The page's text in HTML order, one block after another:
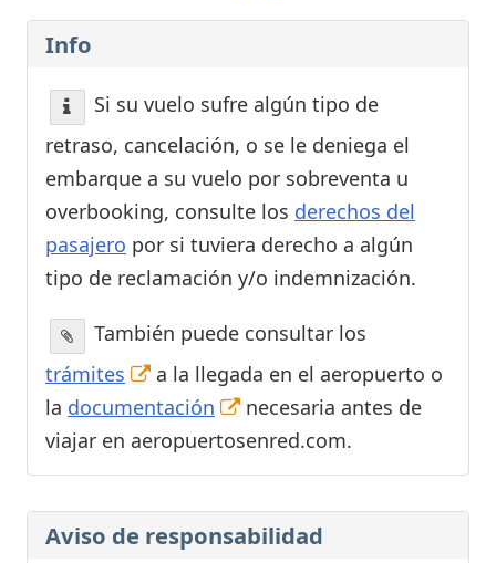
Info
Si su vuelo sufre algún tipo de
retraso, cancelación, o se le deniega el
embarque a su vuelo por sobreventa u
overbooking, consulte los derechos del
pasajero por si tuviera derecho a algún
tipo de reclamación y/o indemnización.
También puede consultar los
trámites
a la llegada en el aeropuerto o
la documentación
necesaria antes de
viajar en aeropuertosenred.com.
Aviso de responsabilidad